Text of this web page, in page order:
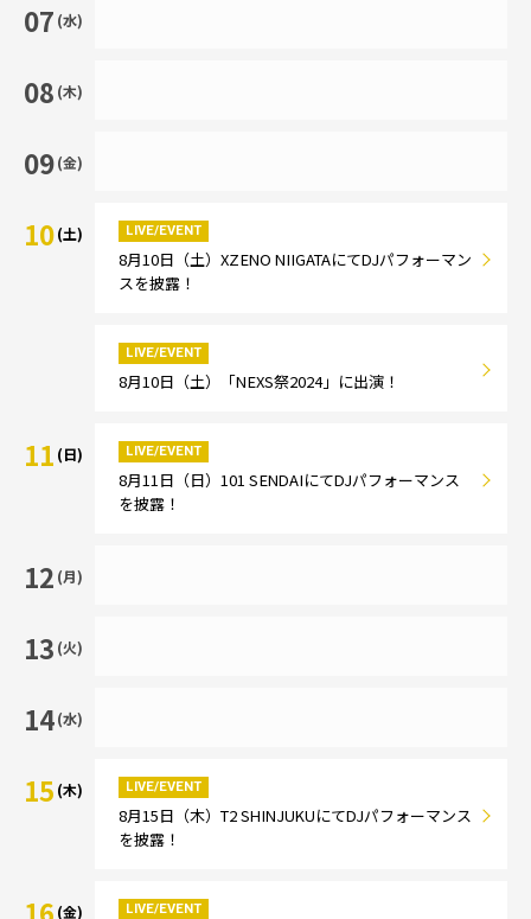
07 (水)
08 (木)
09(金)
10(土) LIVE/EVENT
8月10日（土）XZENO NIIGATAにてDJパフォーマン
スを披露！
LIVE/EVENT
8月10日（土）「NEXS祭2024」に出演！
11 (日) LIVE/EVENT
8月11日（日）101 SENDAIにてDJパフォーマンス
を披露！
12 (月)
13 (火)
14(水)
15 (木) LIVE/EVENT
8月15日（木）T2 SHINJUKUにてDJパフォーマンス
を披露！
(金) LIVE/EVENT